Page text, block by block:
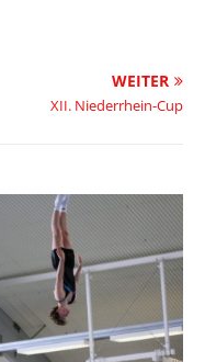
WEITER
XII. Niederrhein-Cup